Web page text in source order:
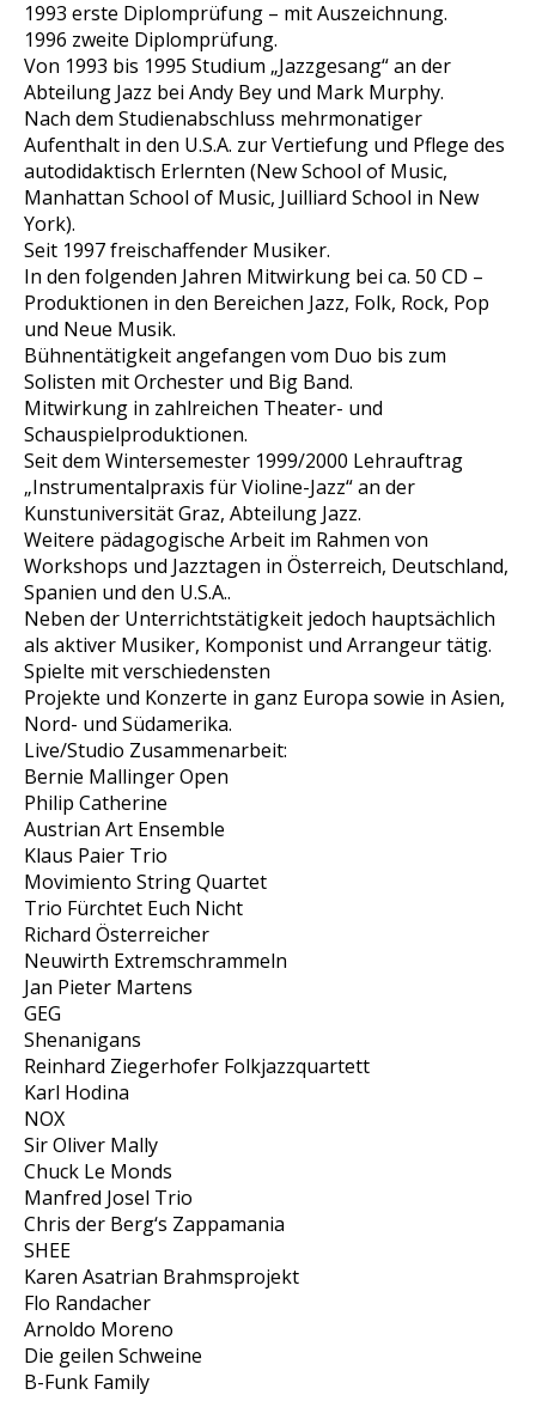
1993 erste Diplomprüfung – mit Auszeichnung.
1996 zweite Diplomprüfung.
Von 1993 bis 1995 Studium „Jazzgesang“ an der
Abteilung Jazz bei Andy Bey und Mark Murphy.
Nach dem Studienabschluss mehrmonatiger
Aufenthalt in den U.S.A. zur Vertiefung und Pflege des
autodidaktisch Erlernten (New School of Music,
Manhattan School of Music, Juilliard School in New
York).
Seit 1997 freischaffender Musiker.
In den folgenden Jahren Mitwirkung bei ca. 50 CD –
Produktionen in den Bereichen Jazz, Folk, Rock, Pop
und Neue Musik.
Bühnentätigkeit angefangen vom Duo bis zum
Solisten mit Orchester und Big Band.
Mitwirkung in zahlreichen Theater- und
Schauspielproduktionen.
Seit dem Wintersemester 1999/2000 Lehrauftrag
„Instrumentalpraxis für Violine-Jazz“ an der
Kunstuniversität Graz, Abteilung Jazz.
Weitere pädagogische Arbeit im Rahmen von
Workshops und Jazztagen in Österreich, Deutschland,
Spanien und den U.S.A..
Neben der Unterrichtstätigkeit jedoch hauptsächlich
als aktiver Musiker, Komponist und Arrangeur tätig.
Spielte mit verschiedensten
Projekte und Konzerte in ganz Europa sowie in Asien,
Nord- und Südamerika.
Live/Studio Zusammenarbeit:
Bernie Mallinger Open
Philip Catherine
Austrian Art Ensemble
Klaus Paier Trio
Movimiento String Quartet
Trio Fürchtet Euch Nicht
Richard Österreicher
Neuwirth Extremschrammeln
Jan Pieter Martens
GEG
Shenanigans
Reinhard Ziegerhofer Folkjazzquartett
Karl Hodina
NOX
Sir Oliver Mally
Chuck Le Monds
Manfred Josel Trio
Chris der Berg‘s Zappamania
SHEE
Karen Asatrian Brahmsprojekt
Flo Randacher
Arnoldo Moreno
Die geilen Schweine
B-Funk Family